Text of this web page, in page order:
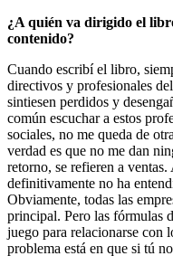
¿A quién va dirigido el
contenido?
Cuando escribí el libro,
directivos y profesionales
sintiesen perdidos y
común escuchar a estos
sociales, no me queda de
verdad es que no me dan
retorno, se refieren a
definitivamente no ha
Obviamente, todas las
principal. Pero las fórmulas
juego para relacionarse con
problema está en que si tú